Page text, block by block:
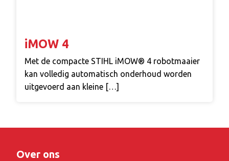
iMOW 4
Met de compacte STIHL iMOW® 4 robotmaaier
kan volledig automatisch onderhoud worden
uitgevoerd aan kleine […]
Over ons